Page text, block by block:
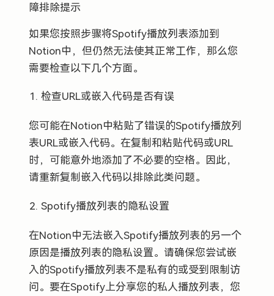
障排除提示
如果您按照步骤将Spotify播放列表添加到
Notion中，但仍然无法使其正常工作，那么您
需要检查以下几个方面。
检查URL或嵌入代码是否有误
您可能在Notion中粘贴了错误的Spotify播放列
表URL或嵌入代码。在复制和粘贴代码或URL
时，可能意外地添加了不必要的空格。因此，
请重新复制嵌入代码以排除此类问题。
Spotify播放列表的隐私设置
在Notion中无法嵌入Spotify播放列表的另一个
原因是播放列表的隐私设置。请确保您尝试嵌
入的Spotify播放列表不是私有的或受到限制访
问。要在Spotify上分享您的私人播放列表，您